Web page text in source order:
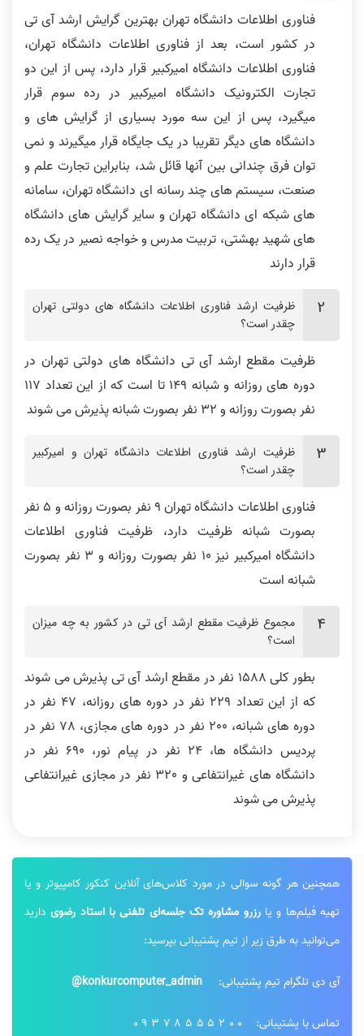
فناوری اطلاعات دانشگاه تهران بهترین گرایش ارشد آی تی
در کشور است، بعد از فناوری اطلاعات دانشگاه تهران،
فناوری اطلاعات دانشگاه امیرکبیر قرار دارد، پس از این دو
تجارت الکترونیک دانشگاه امیرکبیر در رده سوم قرار
میگیرد، پس از این سه مورد بسیاری از گرایش های و
دانشگاه های دیگر تقریبا در یک جایگاه قرار میگیرند و نمی
توان فرق چندانی بین آنها قائل شد، بنابراین تجارت علم و
صنعت، سیستم های چند رسانه ای دانشگاه تهران، سامانه
های شبکه ای دانشگاه تهران و سایر گرایش های دانشگاه
های شهید بهشتی، تربیت مدرس و خواجه نصیر در یک رده
قرار دارند
ظرفیت ارشد فناوری اطلاعات دانشگاه های دولتی تهران
چقدر است؟
ظرفیت مقطع ارشد آی تی دانشگاه های دولتی تهران در
دوره های روزانه و شبانه 149 تا است که از این تعداد 117
نفر بصورت روزانه و 32 نفر بصورت شبانه پذیرش می شوند
ظرفیت ارشد فناوری اطلاعات دانشگاه تهران و امیرکبیر
چقدر است؟
فناوری اطلاعات دانشگاه تهران 9 نفر بصورت روزانه و 5 نفر
بصورت شبانه ظرفیت دارد، ظرفیت فناوری اطلاعات
دانشگاه امیرکبیر نیز 10 نفر بصورت روزانه و 3 نفر بصورت
شبانه است
مجموع ظرفیت مقطع ارشد آی تی در کشور به چه میزان
است؟
بطور کلی 1588 نفر در مقطع ارشد آی تی پذیرش می شوند
که از این تعداد 229 نفر در دوره های روزانه، 47 نفر در
دوره های شبانه، 200 نفر در دوره های مجازی، 78 نفر در
پردیس دانشگاه ها، 24 نفر در پیام نور، 690 نفر در
دانشگاه های غیرانتفاعی و 320 نفر در مجازی غیرانتفاعی
پذیرش می شوند
همچنین هر گونه سوالی در مورد کلاس‌های آنلاین کنکور کامپیوتر و یا
تهیه فیلم‌ها و یارزرو مشاوره تک جلسه‌ای تلفنی با استاد رضویدارید
می‌توانید به طرق زیر از تیم پشتیبانی بپرسید:
آی دی تلگرام تیم پشتیبانی: konkurcomputer_admin@
تماس با پشتیبانی: 09378555200